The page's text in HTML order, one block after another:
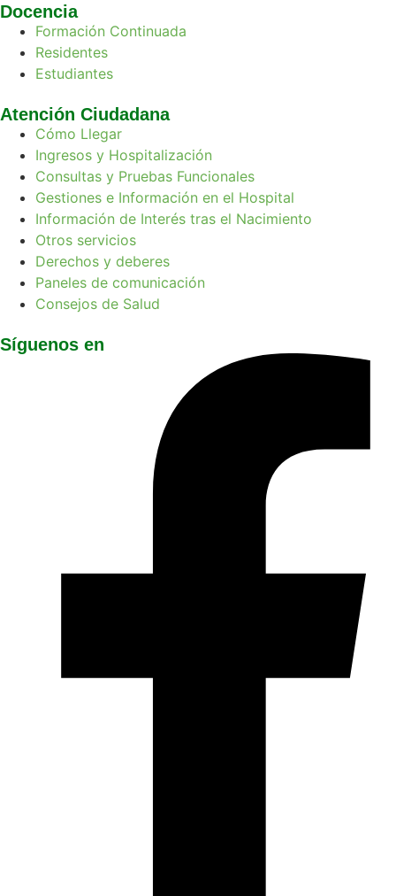
Docencia
Formación Continuada
Residentes
Estudiantes
Atención Ciudadana
Cómo Llegar
Ingresos y Hospitalización
Consultas y Pruebas Funcionales
Gestiones e Información en el Hospital
Información de Interés tras el Nacimiento
Otros servicios
Derechos y deberes
Paneles de comunicación
Consejos de Salud
Síguenos en